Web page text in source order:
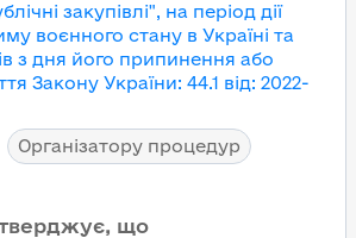
закупівлі", на період дії
воєнного стану в Україні та
з дня його припинення або
Закону України: 44.1 від: 2022-
Організатору процедур
що